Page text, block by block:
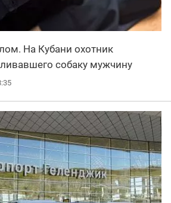
На Кубани охотник
собаку мужчину